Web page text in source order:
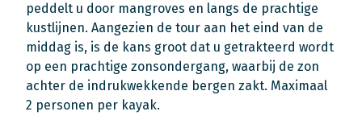
peddelt u door mangroves en langs de prachtige
kustlijnen. Aangezien de tour aan het eind van de
middag is, is de kans groot dat u getrakteerd wordt
op een prachtige zonsondergang, waarbij de zon
achter de indrukwekkende bergen zakt. Maximaal
2 personen per kayak.